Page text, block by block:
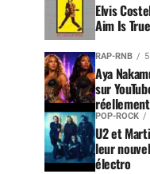
Elvis
Aim Is
RAP-RNB
Aya
sur
POP-ROCK
U2 et
leur
électro